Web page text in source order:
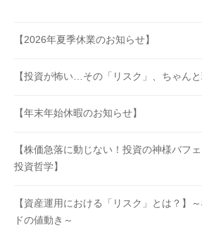
【2026年夏季休業のお知らせ】
【投資が怖い…その「リスク」、ちゃんと
【年末年始休暇のお知らせ】
【株価急落に動じない！投資の神様バフ
投資哲学】
【資産運用における「リスク」とは？】
ドの値動き～